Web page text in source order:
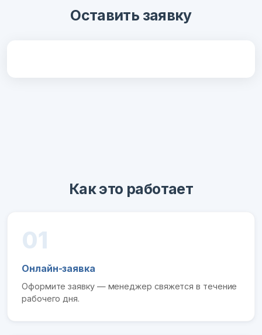
Оставить заявку
Как это работает
01
Онлайн-заявка
Оформите заявку — менеджер свяжется в течение
рабочего дня.